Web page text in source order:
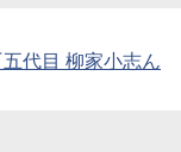
代目 柳家小志ん